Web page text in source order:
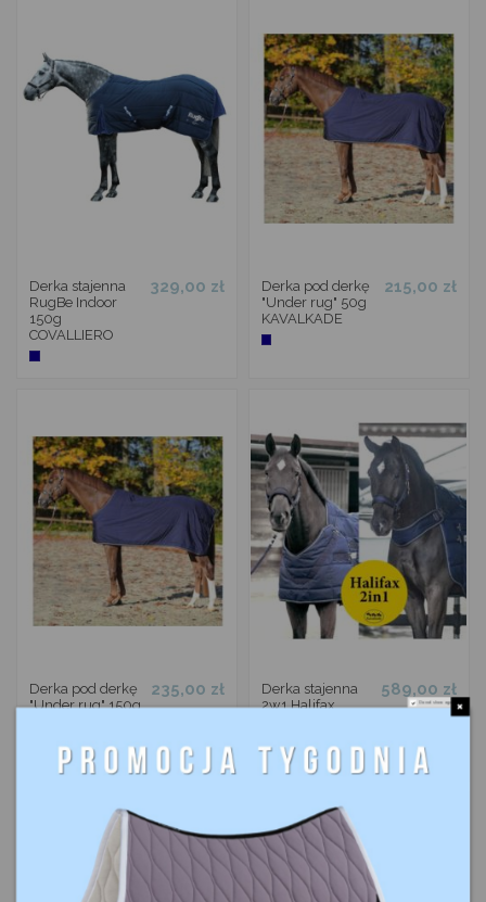
Derka stajenna
RugBe Indoor
150g
COVALLIERO
329,00 zł
Derka pod derkę
"Under rug" 50g
KAVALKADE
215,00 zł
Derka pod derkę
"Under rug" 150g
235,00 zł
Derka stajenna
2w1 Halifax
589,00 zł
Do not show again.